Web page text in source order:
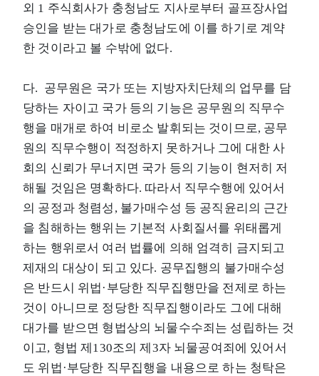
외 1 주식회사가 충청남도 지사로부터 골프장사업
승인을 받는 대가로 충청남도에 이를 하기로 계약
한 것이라고 볼 수밖에 없다.
다. 공무원은 국가 또는 지방자치단체의 업무를 담
당하는 자이고 국가 등의 기능은 공무원의 직무수
행을 매개로 하여 비로소 발휘되는 것이므로, 공무
원의 직무수행이 적정하지 못하거나 그에 대한 사
회의 신뢰가 무너지면 국가 등의 기능이 현저히 저
해될 것임은 명확하다. 따라서 직무수행에 있어서
의 공정과 청렴성, 불가매수성 등 공직윤리의 근간
을 침해하는 행위는 기본적 사회질서를 위태롭게
하는 행위로서 여러 법률에 의해 엄격히 금지되고
제재의 대상이 되고 있다. 공무집행의 불가매수성
은 반드시 위법·부당한 직무집행만을 전제로 하는
것이 아니므로 정당한 직무집행이라도 그에 대해
대가를 받으면 형법상의 뇌물수수죄는 성립하는 것
이고, 형법 제130조의 제3자 뇌물공여죄에 있어서
도 위법·부당한 직무집행을 내용으로 하는 청탁은